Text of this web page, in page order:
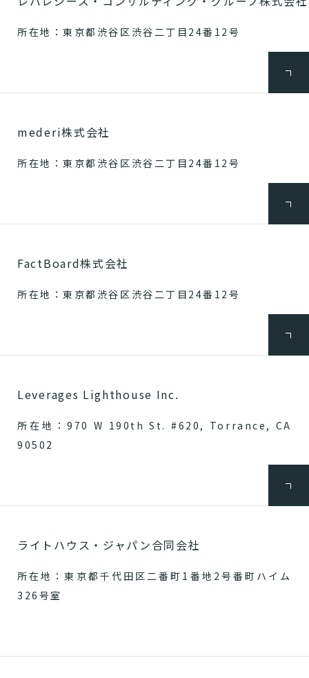
所在地：東京都渋谷区渋谷二丁目24番12号
mederi株式会社
所在地：東京都渋谷区渋谷二丁目24番12号
FactBoard株式会社
所在地：東京都渋谷区渋谷二丁目24番12号
Leverages Lighthouse Inc.
所在地：970 W 190th St. #620, Torrance, CA
90502
ライトハウス・ジャパン合同会社
所在地：東京都千代田区二番町1番地2号番町ハイム
326号室